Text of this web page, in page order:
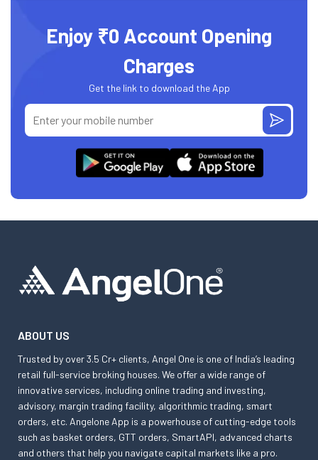
Enjoy ₹0 Account Opening
Charges
Get the link to download the App
ABOUT US
Trusted by over 3.5 Cr+ clients, Angel One is one of India’s leading
retail full-service broking houses. We offer a wide range of
innovative services, including online trading and investing,
advisory, margin trading facility, algorithmic trading, smart
orders, etc. Angelone App is a powerhouse of cutting-edge tools
such as basket orders, GTT orders, SmartAPI, advanced charts
and others that help you navigate capital markets like a pro.